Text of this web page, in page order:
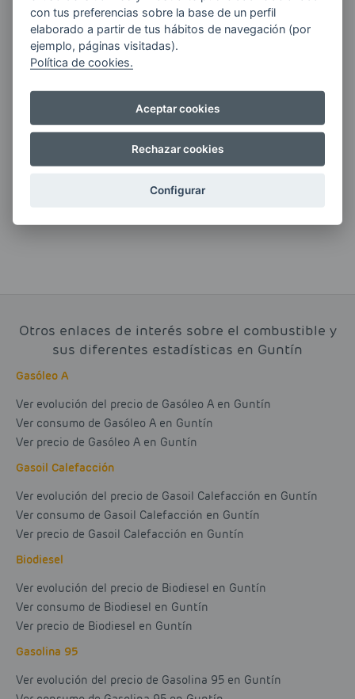
Quiero recibir las últimas novedades de AVIA
ENERGIAS por cualquier medio, incluido
electrónico. Más información
Si tienes alguna duda durante el
pedido escríbenos a:
contacto@clickgasoil.com
Otros enlaces de interés sobre el combustible y
sus diferentes estadísticas en Guntín
Gasóleo A
Ver evolución del precio de Gasóleo A en Guntín
Ver consumo de Gasóleo A en Guntín
Ver precio de Gasóleo A en Guntín
Gasoil Calefacción
Ver evolución del precio de Gasoil Calefacción en Guntín
Ver consumo de Gasoil Calefacción en Guntín
Ver precio de Gasoil Calefacción en Guntín
Biodiesel
Ver evolución del precio de Biodiesel en Guntín
Ver consumo de Biodiesel en Guntín
Ver precio de Biodiesel en Guntín
Gasolina 95
Ver evolución del precio de Gasolina 95 en Guntín
con tus preferencias sobre la base de un perfil
elaborado a partir de tus hábitos de navegación (por
ejemplo, páginas visitadas).
Política de cookies.
Aceptar cookies
Rechazar cookies
Configurar